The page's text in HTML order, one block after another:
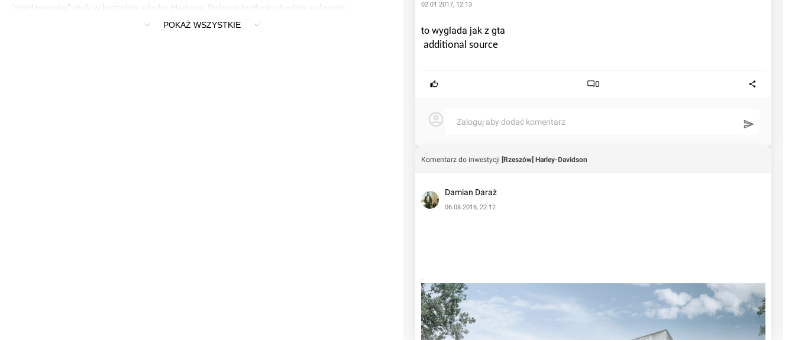
"pordzewiałej" stali w kształcie silnika Harleya. Połowa budynku będzie salonem
Harleya-Davidsona, w drugiej części będzie salon wystawowy Game Over Cycles. W
POKAŻ WSZYSTKIE
02.01.2017, 12:13
to wyglada jak z gta
additional source
0
Zaloguj aby dodać komentarz
Komentarz do inwestycji [Rzeszów] Harley-Davidson
Damian Daraż
06.08.2016, 22:12